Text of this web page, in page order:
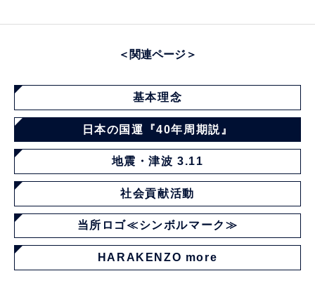
＜関連ページ＞
基本理念
日本の国運『40年周期説』
地震・津波 3.11
社会貢献活動
当所ロゴ≪シンボルマーク≫
HARAKENZO more